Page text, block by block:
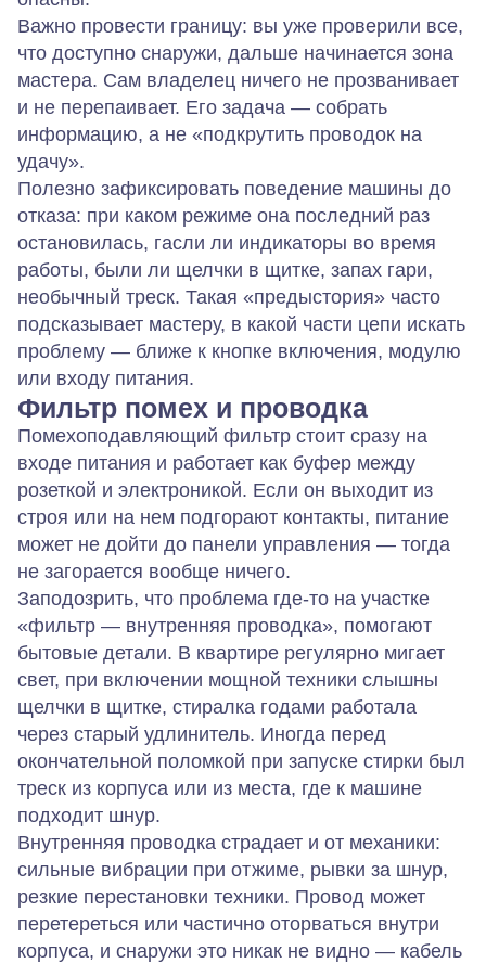
Важно провести границу: вы уже проверили все,
что доступно снаружи, дальше начинается зона
мастера. Сам владелец ничего не прозванивает
и не перепаивает. Его задача — собрать
информацию, а не «подкрутить проводок на
удачу».
Полезно зафиксировать поведение машины до
отказа: при каком режиме она последний раз
остановилась, гасли ли индикаторы во время
работы, были ли щелчки в щитке, запах гари,
необычный треск. Такая «предыстория» часто
подсказывает мастеру, в какой части цепи искать
проблему — ближе к кнопке включения, модулю
или входу питания.
Фильтр помех и проводка
Помехоподавляющий фильтр стоит сразу на
входе питания и работает как буфер между
розеткой и электроникой. Если он выходит из
строя или на нем подгорают контакты, питание
может не дойти до панели управления — тогда
не загорается вообще ничего.
Заподозрить, что проблема где‑то на участке
«фильтр — внутренняя проводка», помогают
бытовые детали. В квартире регулярно мигает
свет, при включении мощной техники слышны
щелчки в щитке, стиралка годами работала
через старый удлинитель. Иногда перед
окончательной поломкой при запуске стирки был
треск из корпуса или из места, где к машине
подходит шнур.
Внутренняя проводка страдает и от механики:
сильные вибрации при отжиме, рывки за шнур,
резкие перестановки техники. Провод может
перетереться или частично оторваться внутри
корпуса, и снаружи это никак не видно — кабель